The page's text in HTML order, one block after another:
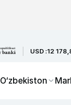
USD :12
O‘zbekiston